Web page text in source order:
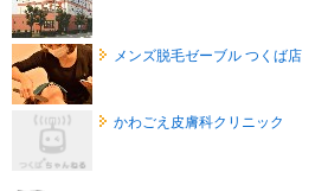
メンズ脱毛ゼーブル つくば店
かわごえ皮膚科クリニック